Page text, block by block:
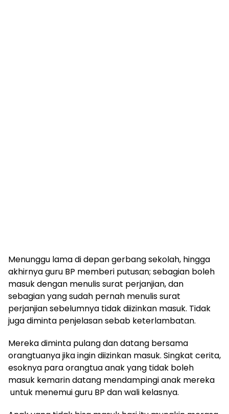
Menunggu lama di depan gerbang sekolah, hingga
akhirnya guru BP memberi putusan; sebagian boleh
masuk dengan menulis surat perjanjian, dan
sebagian yang sudah pernah menulis surat
perjanjian sebelumnya tidak diizinkan masuk. Tidak
juga diminta penjelasan sebab keterlambatan.
Mereka diminta pulang dan datang bersama
orangtuanya jika ingin diizinkan masuk. Singkat cerita,
esoknya para orangtua anak yang tidak boleh
masuk kemarin datang mendampingi anak mereka
untuk menemui guru BP dan wali kelasnya.